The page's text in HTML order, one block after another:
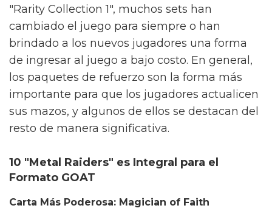
"Rarity Collection 1", muchos sets han
cambiado el juego para siempre o han
brindado a los nuevos jugadores una forma
de ingresar al juego a bajo costo. En general,
los paquetes de refuerzo son la forma más
importante para que los jugadores actualicen
sus mazos, y algunos de ellos se destacan del
resto de manera significativa.
10 "Metal Raiders" es Integral para el
Formato GOAT
Carta Más Poderosa: Magician of Faith